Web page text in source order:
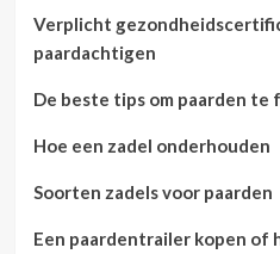
Verplicht
paardachtigen
De beste tips om paarden
Hoe een zadel onderhouden
Soorten zadels voor paarden
Een paardentrailer kopen of